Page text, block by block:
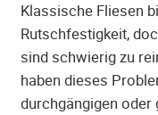
Klassische Fliesen
Rutschfestigkeit,
sind schwierig zu
haben dieses
durchgängigen